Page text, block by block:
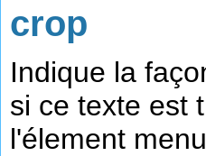
crop
Indique la
si ce texte est
l'élement